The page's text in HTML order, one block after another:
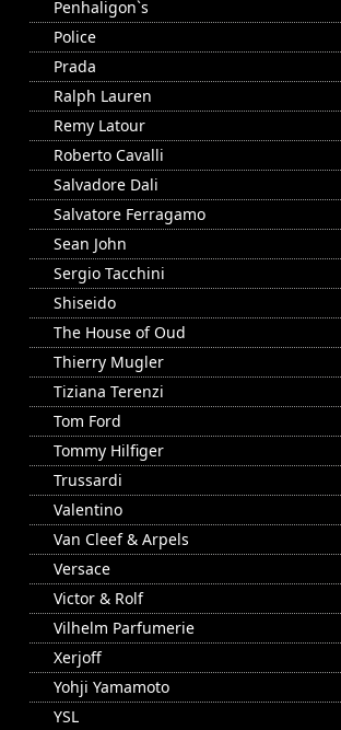
Penhaligon`s
Police
Prada
Ralph Lauren
Remy Latour
Roberto Cavalli
Salvadore Dali
Salvatore Ferragamo
Sean John
Sergio Tacchini
Shiseido
The House of Oud
Thierry Mugler
Tiziana Terenzi
Tom Ford
Tommy Hilfiger
Trussardi
Valentino
Van Cleef & Arpels
Versace
Victor & Rolf
Vilhelm Parfumerie
Xerjoff
Yohji Yamamoto
YSL